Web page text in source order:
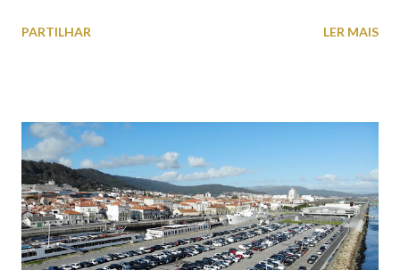
aproveite a paisagem como cenário para tirar algumas
PARTILHAR LER MAIS